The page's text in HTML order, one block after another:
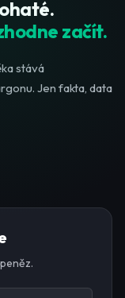
začít.
stává
Jen fakta, data